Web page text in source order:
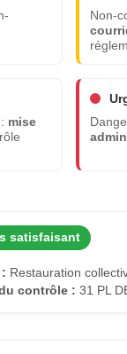
Non-
mise
satisfaisant
Restauration
contrôle : 31 PL